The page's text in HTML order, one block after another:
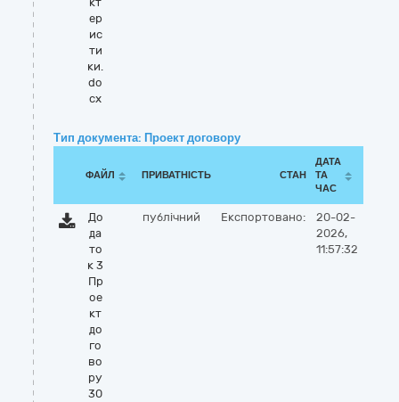
ер
ис
ти
ки.
do
cx
Тип документа: Проект договору
ФАЙЛ ПРИВАТНІСТЬ СТАН
ДАТА
ТА
ЧАС
До
да
то
к 3
Пр
ое
кт
до
го
во
ру
30
публічний Експортовано:
20-02-
2026,
11:57:32